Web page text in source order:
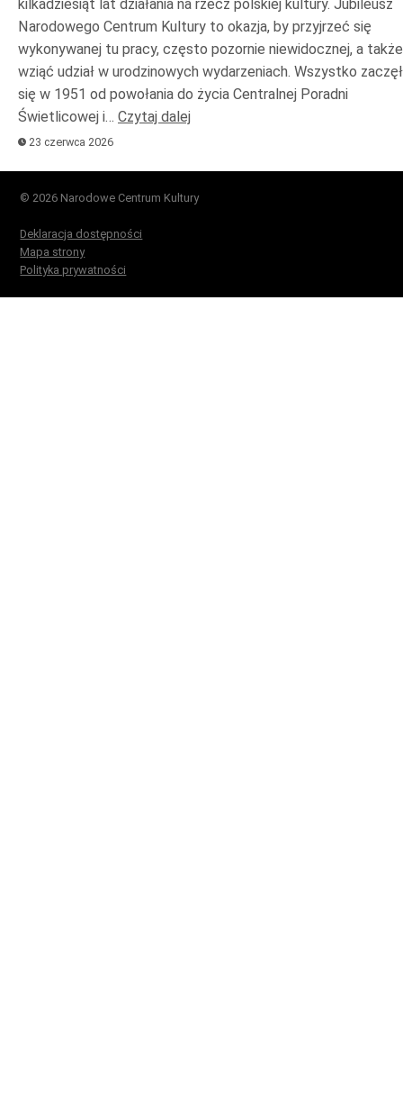
kilkadziesiąt lat działania na rzecz polskiej kultury. Jubileusz
Narodowego Centrum Kultury to okazja, by przyjrzeć się
wykonywanej tu pracy, często pozornie niewidocznej, a także
wziąć udział w urodzinowych wydarzeniach. Wszystko
się w 1951 od powołania do życia Centralnej Poradni
Świetlicowej i… Czytaj dalej
23 czerwca 2026
© 2026 Narodowe Centrum Kultury
Deklaracja dostępności
Mapa strony
Polityka prywatności